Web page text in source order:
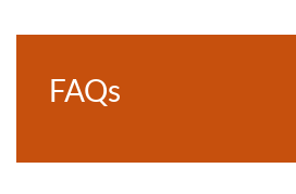
FAQs